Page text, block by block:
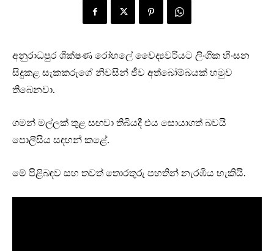
අනුරාධපුර ශික්ෂණ රෝහලේ වෛද්‍යවරියට ලිංගික හිංසන
සිදුකළ සැකකරුගේ නිවසින් ජීව අත්බෝම්බයක් හමුව
තිබෙනවා.
ගමන් මල්ලක් තුළ සඟවා තිබියදී එය සොයාගත් බවයි
පොලීසිය සඳහන් කළේ.
මේ පිළිබඳව සහ තවත් තොරතුරු පහතින් නැරඹිය හැකියි.